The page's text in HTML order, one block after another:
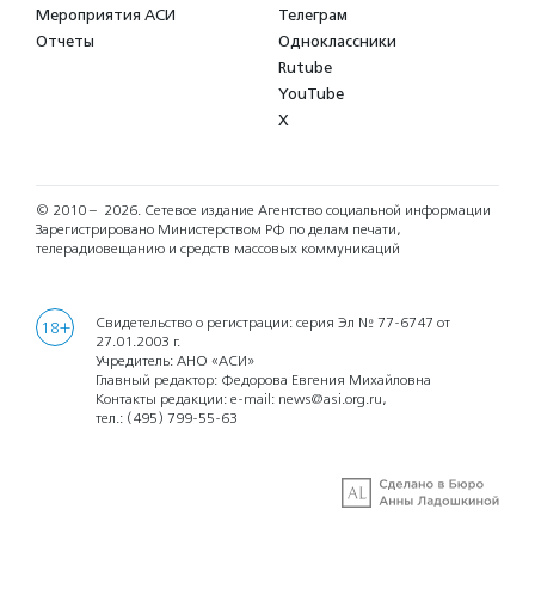
Мероприятия АСИ
Отчеты
Телеграм
Одноклассники
Rutube
YouTube
X
© 2010 – 2026. Сетевое издание Агентство социальной информации
Зарегистрировано Министерством РФ по делам печати,
телерадиовещанию и средств массовых коммуникаций
18+
Свидетельство о регистрации: серия Эл № 77-6747 от
27.01.2003 г.
Учредитель: АНО «АСИ»
Главный редактор: Федорова Евгения Михайловна
Контакты редакции: e-mail: news@asi.org.ru,
тел.: (495) 799-55-63